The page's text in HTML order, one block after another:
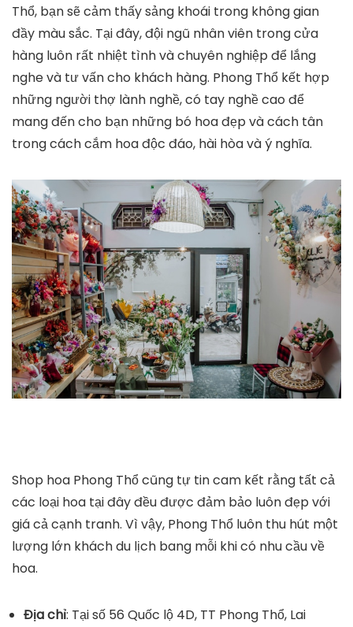
Thổ, bạn sẽ cảm thấy sảng khoái trong không gian
đầy màu sắc. Tại đây, đội ngũ nhân viên trong cửa
hàng luôn rất nhiệt tình và chuyên nghiệp để lắng
nghe và tư vấn cho khách hàng. Phong Thổ kết hợp
những người thợ lành nghề, có tay nghề cao để
mang đến cho bạn những bó hoa đẹp và cách tân
trong cách cắm hoa độc đáo, hài hòa và ý nghĩa.
Shop hoa Phong Thổ cũng tự tin cam kết rằng tất cả
các loại hoa tại đây đều được đảm bảo luôn đẹp với
giá cả cạnh tranh. Vì vậy, Phong Thổ luôn thu hút một
lượng lớn khách du lịch bang mỗi khi có nhu cầu về
hoa.
Địa chỉ: Tại số 56 Quốc lộ 4D, TT Phong Thổ, Lai